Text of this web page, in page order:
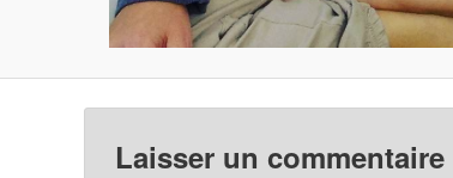
Laisser un commentaire